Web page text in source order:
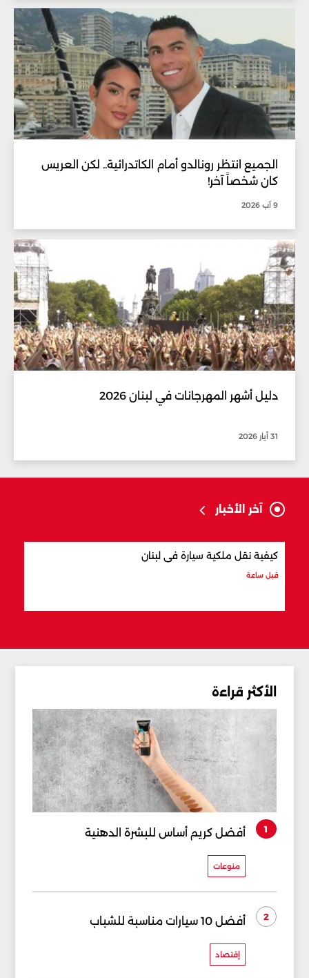
الجميع انتظر رونالدو أمام الكاتدرائية.. لكن العريس
كان شخصاً آخر!
9 آب 2026
دليل أشهر المهرجانات في لبنان 2026
31 أيار 2026
آخر الأخبار
كيفية نقل ملكية سيارة في لبنان
قبل ساعة
الأكثر قراءة
1 أفضل كريم أساس للبشرة الدهنية
منوعات
2 أفضل 10 سيارات مناسبة للشباب
إقتصاد